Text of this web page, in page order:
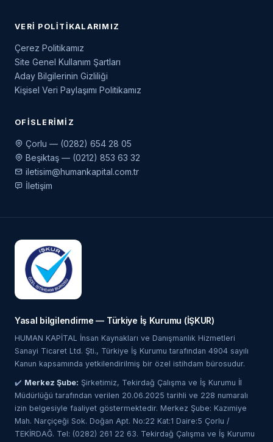
VERI POLITIKALARIMIZ
Çerez Politikamız
Site Genel Kullanım Şartları
Aday Bilgilerinin Gizliliği
Kişisel Veri Paylaşımı Politikamız
OFISLERIMIZ
Çorlu — (0282) 654 28 05
Beşiktaş — (0212) 853 63 32
iletisim@humankapital.com.tr
İletişim
Yasal bilgilendirme — Türkiye İş Kurumu (İŞKUR)
HUMAN KAPİTAL İnsan Kaynakları ve Danışmanlık Hizmetleri
Sanayi Ticaret Ltd. Şti., Türkiye İş Kurumu tarafından 4904 sayılı
Kanun kapsamında yetkilendirilmiş bir özel istihdam bürosudur.
✔️ Merkez Şube: Şirketimiz, Tekirdağ Çalışma ve İş Kurumu İl
Müdürlüğü tarafından verilen 20.06.2025 tarihli ve 228 numaralı
izin belgesiyle faaliyet göstermektedir. Merkez Şube: Kazımiye
Mah. Narçiçeği Sok. Doğan Apt. No:22 Kat:1 Daire:5 Çorlu /
TEKİRDAĞ. Tel: (0282) 261 22 63. Tekirdağ Çalışma ve İş Kurumu